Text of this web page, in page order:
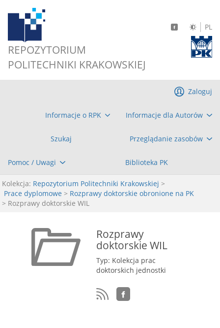
REPOZYTORIUM
POLITECHNIKI KRAKOWSKIEJ
PL
Informacje o RPK Informacje dla Autorów
Szukaj Przeglądanie zasobów
Pomoc / Uwagi Biblioteka PK
Zaloguj
Kolekcja: Repozytorium Politechniki Krakowskiej >
Prace dyplomowe > Rozprawy doktorskie obronione na PK
> Rozprawy doktorskie WIL
Rozprawy
doktorskie WIL
Typ: Kolekcja prac
doktorskich jednostki